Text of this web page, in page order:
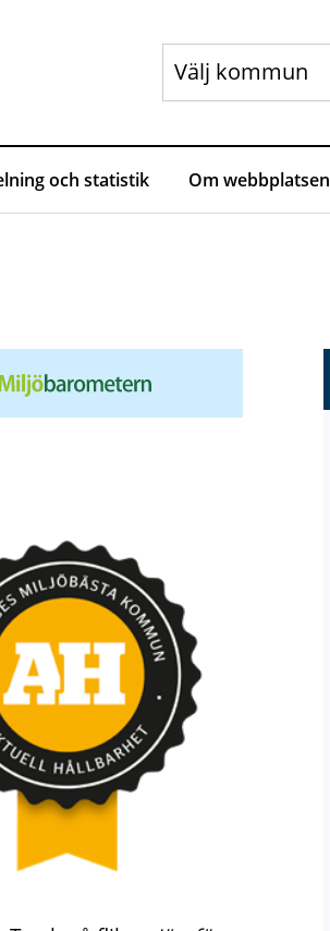
och statistik Om webbplatsen